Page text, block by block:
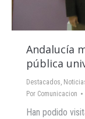
Andalucía
pública
Destacados,
Por Comunicacion
Han podido